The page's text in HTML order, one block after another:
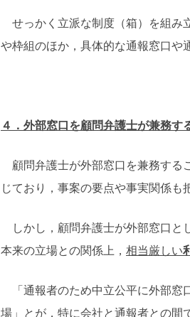
せっかく立派な制度（箱）を組み
や枠組のほか，具体的な通報窓口や
４．外部窓口を顧問弁護士が兼務す
顧問弁護士が外部窓口を兼務する
じており，事案の要点や事実関係も
しかし，顧問弁護士が外部窓口と
本来の立場との関係上， 相当厳しい
「通報者のため中立公平に外部窓
場」とが，特に会社と通報者との間